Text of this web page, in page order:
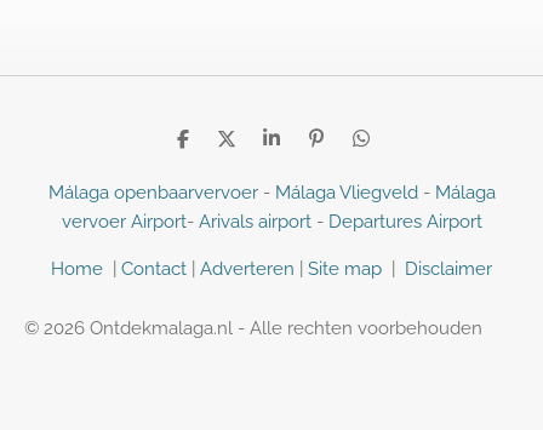
D
l
n
D
e
S
a
e
P
n
n
e
D
l
n
Málaga openbaarvervoer- Málaga Vliegveld- Málaga
vervoer Airport- Arivals airport- Departures Airport
Home Contact Adverteren Site map Disclaimer
© 2026 Ontdekmalaga.nl - Alle rechten voorbehouden